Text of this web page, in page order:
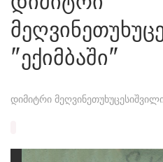
"ექიმბაში"
დიმიტრი